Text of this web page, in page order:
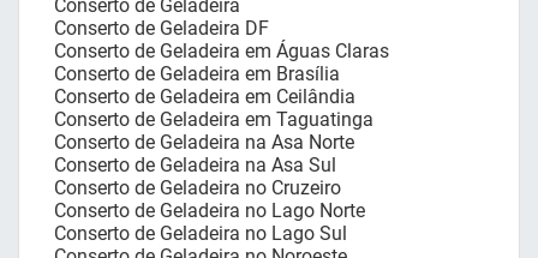
Conserto de Geladeira
Conserto de Geladeira DF
Conserto de Geladeira em Águas Claras
Conserto de Geladeira em Brasília
Conserto de Geladeira em Ceilândia
Conserto de Geladeira em Taguatinga
Conserto de Geladeira na Asa Norte
Conserto de Geladeira na Asa Sul
Conserto de Geladeira no Cruzeiro
Conserto de Geladeira no Lago Norte
Conserto de Geladeira no Lago Sul